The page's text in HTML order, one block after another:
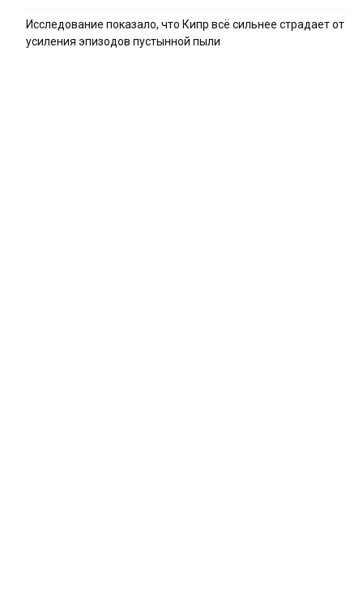
Исследование показало, что Кипр всё сильнее страдает от
усиления эпизодов пустынной пыли